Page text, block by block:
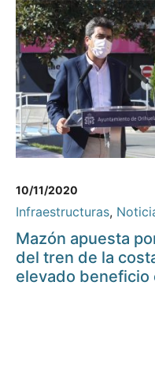
10/11/2020
Infraestructuras,
Mazón apuesta
del tren de la
elevado beneficio